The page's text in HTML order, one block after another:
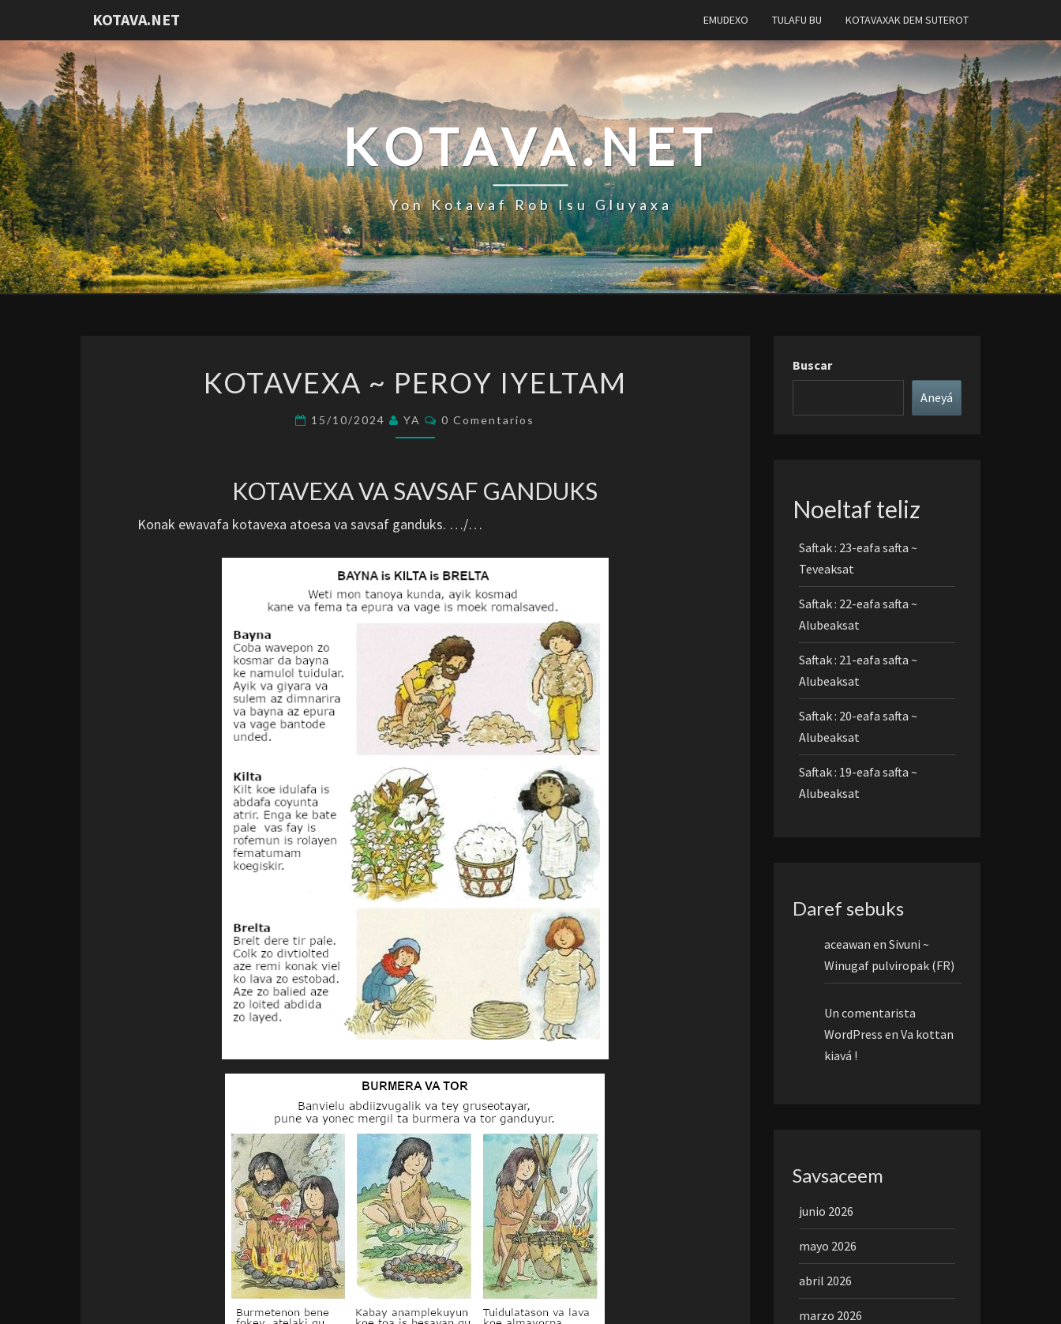
KOTAVA.NET EMUDEXO TULAFU BU KOTAVAXAK DEM SUTEROT
KOTAVA.NET
Yon Kotavaf Rob Isu Gluyaxa
~
KOTAVEXA ~ PEROY IYELTAM
15/10/2024 YA Comentarios
0 Comentarios
KOTAVEXA VA SAVSAF GANDUKS
Konak ewavafa kotavexa atoesa va savsaf ganduks. …/…
Buscar
Aneyá
Noeltaf teliz
Saftak : 23-eafa safta ~
Teveaksat
Saftak : 22-eafa safta ~
Alubeaksat
Saftak : 21-eafa safta ~
Alubeaksat
Saftak : 20-eafa safta ~
Alubeaksat
Saftak : 19-eafa safta ~
Alubeaksat
Daref sebuks
aceawan en Sivuni ~
Winugaf pulviropak (FR)
Un comentarista
WordPress en Va kottan
kiavá !
Savsaceem
junio 2026
mayo 2026
abril 2026
marzo 2026